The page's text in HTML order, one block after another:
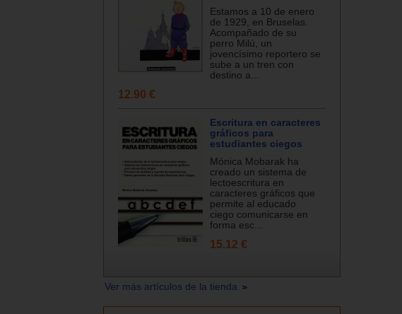
Estamos a 10 de enero
de 1929, en Bruselas.
Acompañado de su
perro Milú, un
jovencísimo reportero se
sube a un tren con
destino a...
12.90 €
Escritura en caracteres
gráficos para
estudiantes ciegos
Mónica Mobarak ha
creado un sistema de
lectoescritura en
caracteres gráficos que
permite al educado
ciego comunicarse en
forma esc...
15.12 €
Ver más artículos de la tienda